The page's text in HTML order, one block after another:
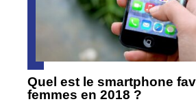
Quel est le smartphone
femmes en 2018 ?